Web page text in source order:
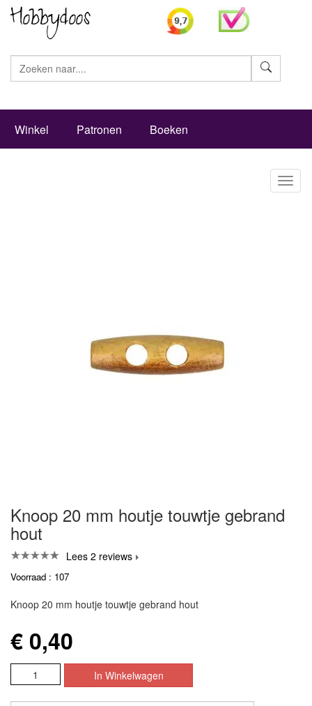
Winkel Patronen Boeken
Knoop 20 mm houtje touwtje gebrand
hout
Lees 2 reviews
Voorraad : 107
Knoop 20 mm houtje touwtje gebrand hout
€ 0,40